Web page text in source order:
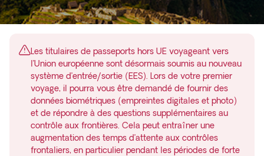
Les titulaires de passeports hors UE voyageant vers
l’Union européenne sont désormais soumis au nouveau
système d’entrée/sortie (EES). Lors de votre premier
voyage, il pourra vous être demandé de fournir des
données biométriques (empreintes digitales et photo)
et de répondre à des questions supplémentaires au
contrôle aux frontières. Cela peut entraîner une
augmentation des temps d’attente aux contrôles
frontaliers, en particulier pendant les périodes de forte